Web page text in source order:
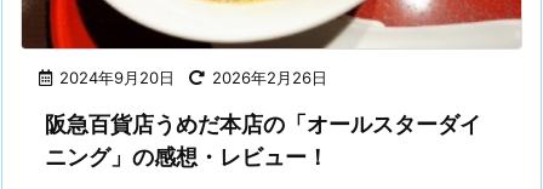
2024年9月20日 2026年2月26日
阪急百貨店うめだ本店の「オールスターダイ
ニング」の感想・レビュー！